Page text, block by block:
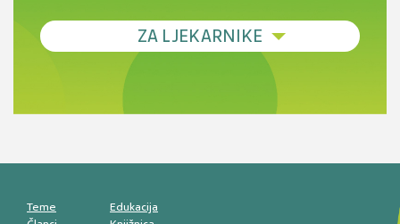
Debljina - od prevencije do personalizirane
Novi pogled na migrenu: komorbiditeti, spolne
razlike i nove terapije
smetnji do rane onkološke dijagnostike
ZA LJEKARNIKE
Antikoagulansi u ljekarničkoj praksi –
Teme
Edukacija